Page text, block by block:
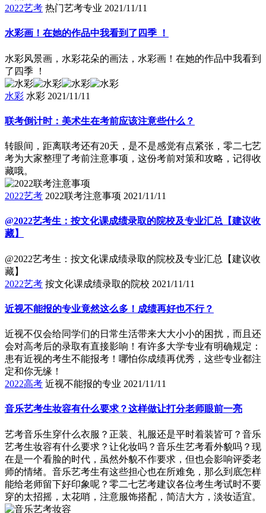
2022艺考 热门艺考专业 2021/11/11
水彩画！在她的作品中我看到了四季 ！
水彩风景画，水彩花朵的画法，水彩画！在她的作品中我看到
了四季 ！
水彩 水彩 2021/11/11
联考倒计时：美术生在考前应该注意些什么？
转眼间，距离联考还有20天，是不是感觉有点紧张，零二七艺
考为大家整理了考前注意事项，这份考前对策和攻略，记得收
藏哦。
2022艺考 2022联考注意事项 2021/11/11
@2022艺考生：按文化课成绩录取的院校及专业汇总【建议收
藏】
@2022艺考生：按文化课成绩录取的院校及专业汇总【建议收
藏】
2022艺考 按文化课成绩录取的院校 2021/11/11
近视不能报的专业竟然这么多！成绩再好也不行？
近视不仅会给同学们的日常生活带来大大小小的困扰，而且还
会对高考后的录取有直接影响！有许多大学专业有明确规定：
患有近视的考生不能报考！哪怕你成绩再优秀，这些专业都注
定和你无缘！
2022高考 近视不能报的专业 2021/11/11
音乐艺考生妆容有什么要求？这样做让打分老师眼前一亮
艺考音乐生穿什么衣服？正装、礼服还是平时着装皆可？音乐
艺考生妆容有什么要求？让化妆吗？音乐生艺考看外貌吗？现
在是一个看脸的时代，虽然外貌不作要求，但也会影响评委老
师的情绪。音乐艺考生有这些担心也在所难免，那么到底怎样
能给老师留下好印象呢？零二七艺考建议各位考生考试时不要
穿的太招摇，太花哨，注意服饰搭配，简洁大方，淡妆适宜。